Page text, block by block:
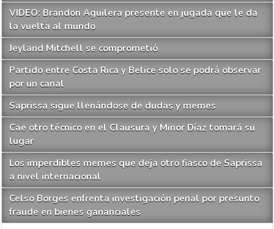
VIDEO: Brandon Aguilera presente en jugada que le da
la vuelta al mundo
Jeyland Mitchell se comprometió
Partido entre Costa Rica y Belice solo se podrá observar
por un canal
Saprissa sigue llenándose de dudas y memes
Cae otro técnico en el Clausura y Minor Díaz tomará su
lugar
Los imperdibles memes que deja otro fiasco de Saprissa
a nivel internacional
Celso Borges enfrenta investigación penal por presunto
fraude en bienes gananciales